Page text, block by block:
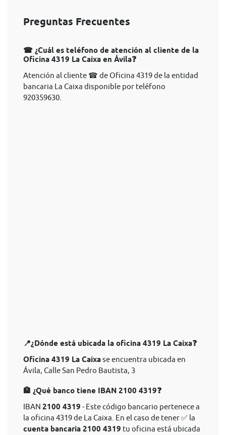
Preguntas Frecuentes
☎ ¿Cuál es teléfono de atención al cliente de la
Oficina 4319 La Caixa en Ávila❓
Atención al cliente ☎ de Oficina 4319 de la entidad
bancaria La Caixa disponible por teléfono
920359630.
📍¿Dónde está ubicada la oficina 4319 La Caixa❓
Oficina 4319 La Caixase encuentra ubicada en
Ávila, Calle San Pedro Bautista, 3
🏦 ¿Qué banco tiene IBAN 2100 4319❓
IBAN 2100 4319 - Este código bancario pertenece a
la oficina 4319 de La Caixa. En el caso de tener ✅ la
cuenta bancaria 2100 4319 tu oficina está ubicada